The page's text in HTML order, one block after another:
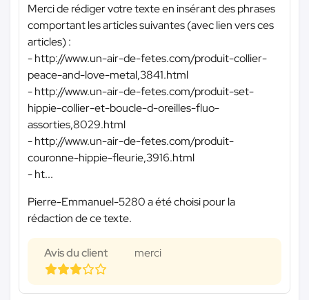
Merci de rédiger votre texte en insérant des phrases
comportant les articles suivantes (avec lien vers ces
articles) :
- http://www.un-air-de-fetes.com/produit-collier-
peace-and-love-metal,3841.html
- http://www.un-air-de-fetes.com/produit-set-
hippie-collier-et-boucle-d-oreilles-fluo-
assorties,8029.html
- http://www.un-air-de-fetes.com/produit-
couronne-hippie-fleurie,3916.html
- ht...
Pierre-Emmanuel-5280 a été choisi pour la
rédaction de ce texte.
Avis du client merci